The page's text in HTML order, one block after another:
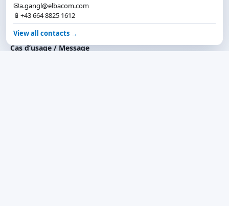
Téléphone
Cas d’usage / Message
✉a.gangl@elbacom.com
📱 +43 664 8825 1612
View all contacts →